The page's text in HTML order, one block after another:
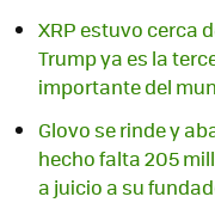
XRP estuvo cerca
Trump ya es la
importante del
Glovo se rinde y
hecho falta 205
a juicio a su